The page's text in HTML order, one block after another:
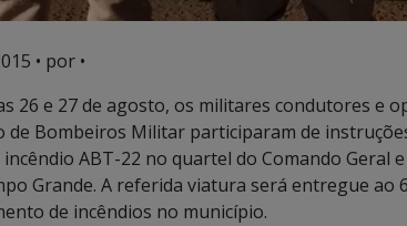
• por •
26 e 27 de agosto, os militares condutores e
de Bombeiros Militar participaram de
ABT-22 no quartel do Comando Geral e
Grande. A referida viatura será entregue ao
de incêndios no município.